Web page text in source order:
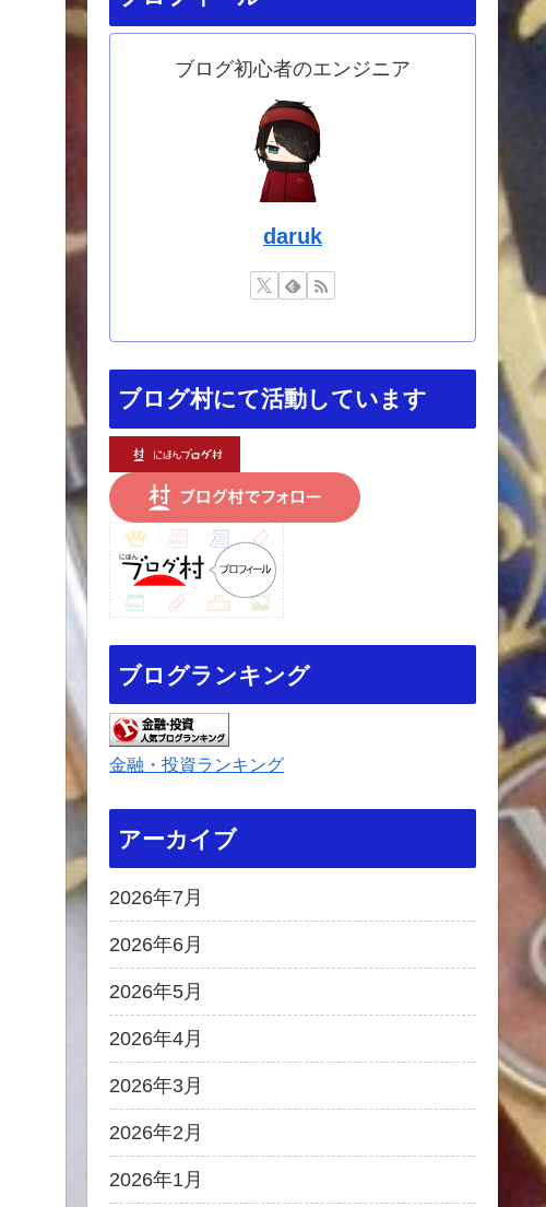
ブログ初心者のエンジニア
daruk
ブログ村にて活動しています
ブログランキング
金融・投資ランキング
アーカイブ
2026年7月
2026年6月
2026年5月
2026年4月
2026年3月
2026年2月
2026年1月